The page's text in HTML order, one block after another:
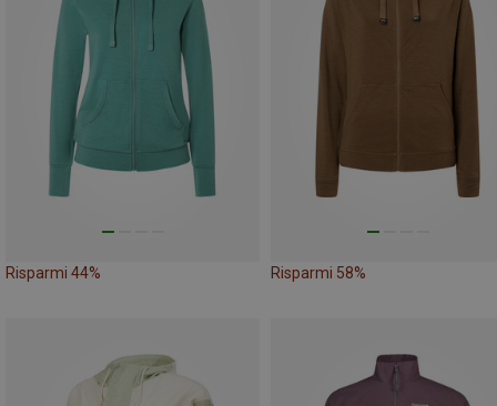
Risparmi 44% Risparmi 58%